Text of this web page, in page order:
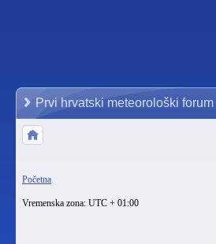
Prvi hrvatski meteorološki forum
Početna
Vremenska zona: UTC + 01:00